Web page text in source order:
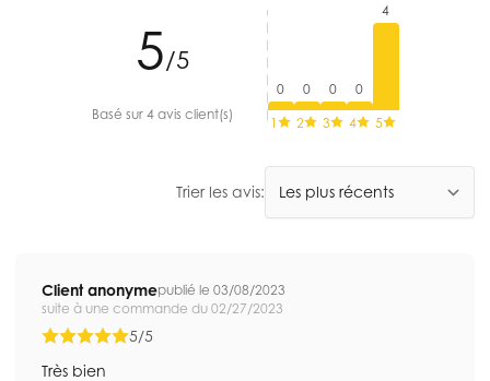
5/5
Basé sur 4 avis client(s)
0
1
0
2
0
3
0
4
4
5
Trier les avis:
Client anonymepublié le 03/08/2023
suite à une commande du 02/27/2023
5/5
Très bien